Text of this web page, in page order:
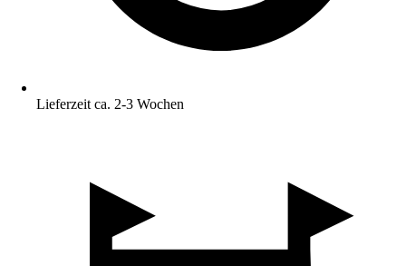
Lieferzeit ca. 2-3 Wochen